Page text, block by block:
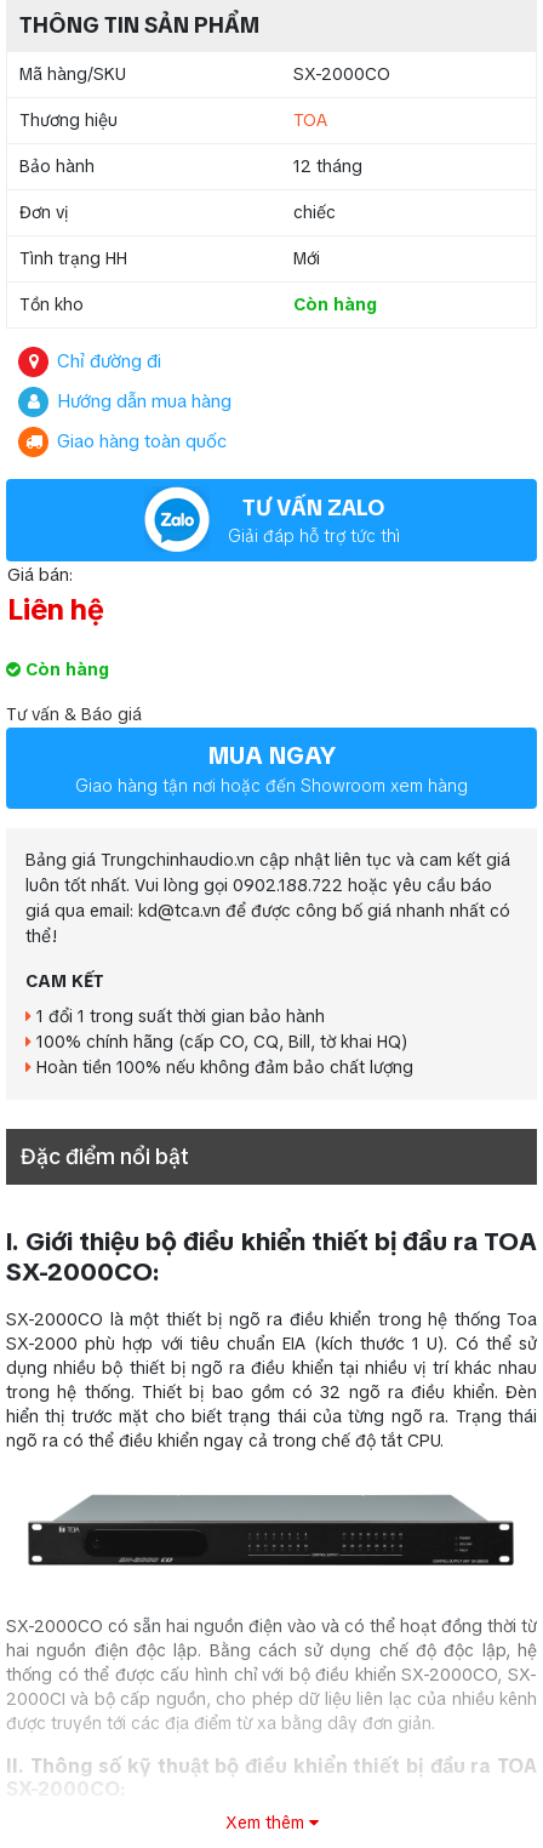
THÔNG TIN SẢN PHẨM
Mã hàng/SKU SX-2000CO
Thương hiệu TOA
Bảo hành 12 tháng
Đơn vị chiếc
Tình trạng HH Mới
Tồn kho Còn hàng
Chỉ đường đi
Hướng dẫn mua hàng
Giao hàng toàn quốc
TƯ VẤN ZALO
Giải đáp hỗ trợ tức thì
Giá bán:
Liên hệ
Còn hàng
Tư vấn & Báo giá
MUA NGAY
Giao hàng tận nơi hoặc đến Showroom xem hàng
Bảng giá Trungchinhaudio.vn cập nhật liên tục và cam kết giá
luôn tốt nhất. Vui lòng gọi 0902.188.722 hoặc yêu cầu báo
giá qua email: kd@tca.vn để được công bố giá nhanh nhất có
thể!
CAM KẾT
1 đổi 1 trong suất thời gian bảo hành
100% chính hãng (cấp CO, CQ, Bill, tờ khai HQ)
Hoàn tiền 100% nếu không đảm bảo chất lượng
Đặc điểm nổi bật
I. Giới thiệu bộ điều khiển thiết bị đầu ra TOA
SX-2000CO:
SX-2000CO là một thiết bị ngõ ra điều khiển trong hệ thống Toa
SX-2000 phù hợp với tiêu chuẩn EIA (kích thước 1 U). Có thể sử
dụng nhiều bộ thiết bị ngõ ra điều khiển tại nhiều vị trí khác nhau
trong hệ thống. Thiết bị bao gồm có 32 ngõ ra điều khiển. Đèn
hiển thị trước mặt cho biết trạng thái của từng ngõ ra. Trạng thái
ngõ ra có thể điều khiển ngay cả trong chế độ tắt CPU.
SX-2000CO có sẵn hai nguồn điện vào và có thể hoạt đồng thời từ
hai nguồn điện độc lập. Bằng cách sử dụng chế độ độc lập, hệ
thống có thể được cấu hình chỉ với bộ điều khiển SX-2000CO, SX-
2000CI và bộ cấp nguồn, cho phép dữ liệu liên lạc của nhiều kênh
được truyền tới các địa điểm từ xa bằng dây đơn giản.
II. Thông số kỹ thuật bộ điều khiển thiết bị đầu ra TOA
SX-2000CO:
Xem thêm